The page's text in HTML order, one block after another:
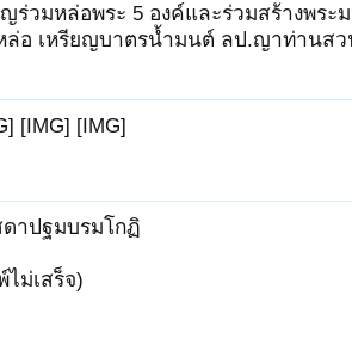
ญร่วมหล่อพระ 5 องค์และร่วมสร้างพ
ล่อ เหรียญบาตรน้ำมนต์ ลป.ญาท่านสว
[IMG] [IMG]
ดาปฐมบรมโกฏิ
ม่เสร็จ)